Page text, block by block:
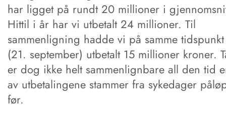
har ligget på rundt 20 millioner i
Hittil i år har vi utbetalt 24 millioner. Til
sammenligning hadde vi på samme
(21. september) utbetalt 15 millioner kroner.
er dog ikke helt sammenlignbare all den tid
av utbetalingene stammer fra sykedager
før.